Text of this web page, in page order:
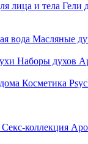
лица и тела Гели
вода Масляные
Наборы духов
Косметика
Секс-коллекция